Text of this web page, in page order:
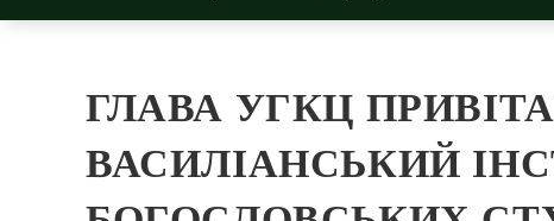
ГЛАВА УГКЦ
ВАСИЛІАНСЬКИЙ